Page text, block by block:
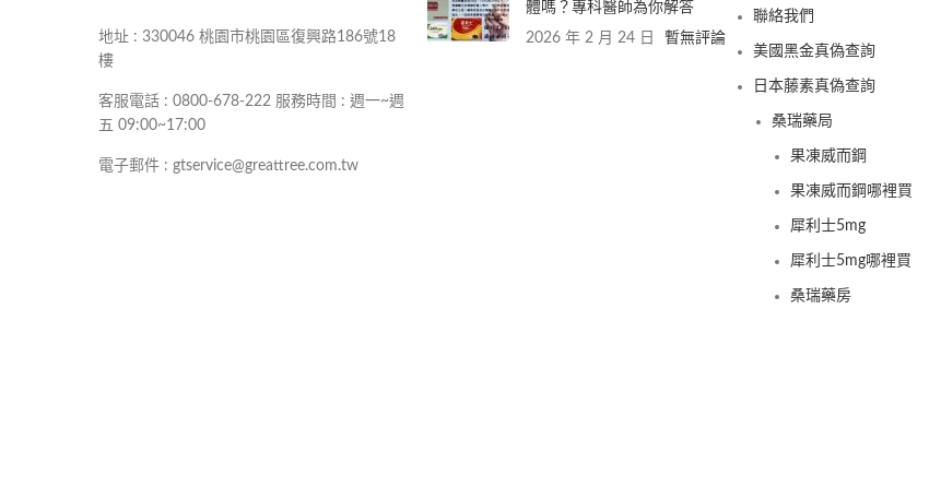
地址 : 330046 桃園市桃園區復興路186號18
樓
客服電話 : 0800-678-222 服務時間 : 週一~週
五 09:00~17:00
電子郵件 : gtservice@greattree.com.tw
體嗎？專科醫師為你解答
2026 年 2 月 24 日 暫無評論
聯絡我們
美國黑金真偽查詢
日本藤素真偽查詢
桑瑞藥局
果凍威而鋼
果凍威而鋼哪裡買
犀利士5mg
犀利士5mg哪裡買
桑瑞藥房